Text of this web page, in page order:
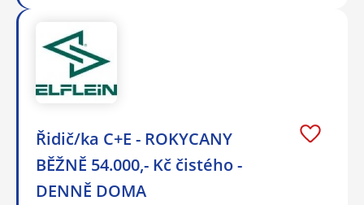
Řidič/ka C+E - ROKYCANY
BĚŽNĚ 54.000,- Kč čistého -
DENNĚ DOMA